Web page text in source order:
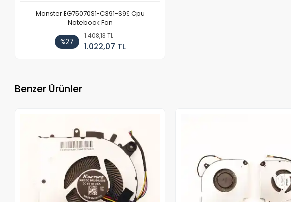
Monster EG75070S1-C391-S99 Cpu
Notebook Fan
%27
1.408,13 TL
1.022,07 TL
Benzer Ürünler